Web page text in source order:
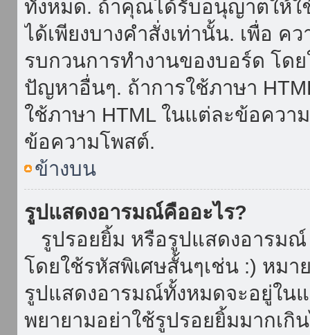
ทั้งหมด. ถ้าคุณได้รับอนุญาตให้ใ
ได้เพียงบางคำสั่งเท่านั้น. เพื่อ
รบกวนการทำงานของบอร์ด โด
ปัญหาอื่นๆ. ถ้าการใช้ภาษา
ใช้ภาษา HTML ในแต่ละข้อคว
ข้อความโพสต์.
ข้างบน
รูปแสดงอารมณ์คืออะไร?
รูปรอยยิ้ม หรือรูปแสดงอารมณ์
โดยใช้รหัสพิเศษสั้นๆเช่น :) หมา
รูปแสดงอารมณ์ทั้งหมดจะอยู่ใ
พยายามอย่าใช้รูปรอยยิ้มมากเกิ